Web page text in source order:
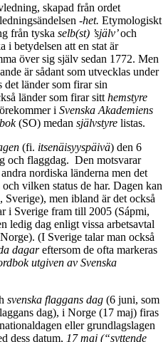
skapad från ordet
-het. Etymologiskt
från tyska selb(st) ’själv’och
i betydelsen att en stat är
över sig själv sedan 1772. Men
är sådant som utvecklas under
länder som firar sin
länder som firar sitt hemstyre
i Svenska Akademiens
(SO) medan självstyre listas.
(fi. itsenäisyyspäivä) den 6
och flaggdag. Den motsvarar
nordiska länderna men det
vilken status de har. Dagen kan
Sverige), men ibland är det också
i Sverige fram till 2005 (Sápmi,
ledig dag enligt vissa arbetsavtal
(I Sverige talar man också
dagareftersom de ofta markeras
utgiven av Svenska
svenska flaggans dag (6 juni, som
dag), i Norge (17 maj) firas
eller grundlagslagen
dess datum, 17 maj (“syttende